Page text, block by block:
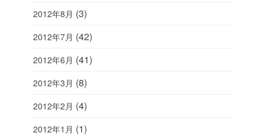
2012年8月 (3)
2012年7月 (42)
2012年6月 (41)
2012年3月 (8)
2012年2月 (4)
2012年1月 (1)